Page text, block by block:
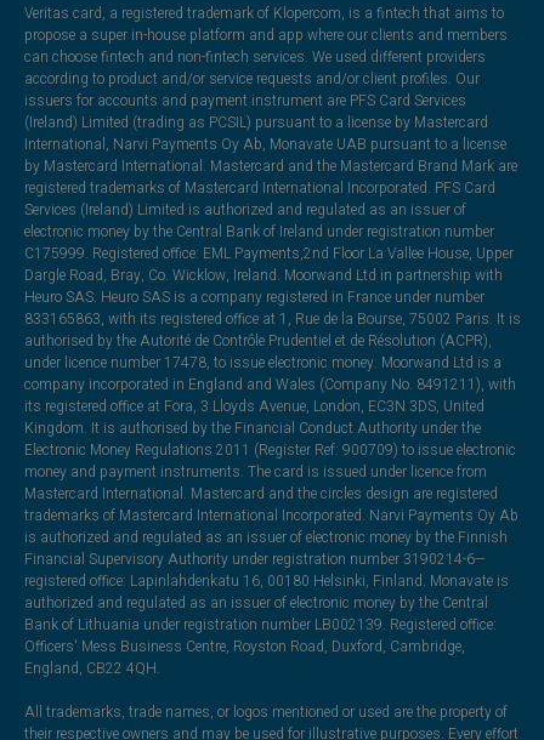
Veritas card, a registered trademark of Klopercom, is a fintech that aims to
propose a super in-house platform and app where our clients and members
can choose fintech and non-fintech services. We used different providers
according to product and/or service requests and/or client profiles. Our
issuers for accounts and payment instrument are PFS Card Services
(Ireland) Limited (trading as PCSIL) pursuant to a license by Mastercard
International, Narvi Payments Oy Ab, Monavate UAB pursuant to a license
by Mastercard International. Mastercard and the Mastercard Brand Mark are
registered trademarks of Mastercard International Incorporated. PFS Card
Services (Ireland) Limited is authorized and regulated as an issuer of
electronic money by the Central Bank of Ireland under registration number
C175999. Registered office: EML Payments,2nd Floor La Vallee House, Upper
Dargle Road, Bray, Co. Wicklow, Ireland. Moorwand Ltd in partnership with
Heuro SAS. Heuro SAS is a company registered in France under number
833165863, with its registered office at 1, Rue de la Bourse, 75002 Paris. It is
authorised by the Autorité de Contrôle Prudentiel et de Résolution (ACPR),
under licence number 17478, to issue electronic money. Moorwand Ltd is a
company incorporated in England and Wales (Company No. 8491211), with
its registered office at Fora, 3 Lloyds Avenue, London, EC3N 3DS, United
Kingdom. It is authorised by the Financial Conduct Authority under the
Electronic Money Regulations 2011 (Register Ref: 900709) to issue electronic
money and payment instruments. The card is issued under licence from
Mastercard International. Mastercard and the circles design are registered
trademarks of Mastercard International Incorporated. Narvi Payments Oy Ab
is authorized and regulated as an issuer of electronic money by the Finnish
Financial Supervisory Authority under registration number 3190214-6—
registered office: Lapinlahdenkatu 16, 00180 Helsinki, Finland. Monavate is
authorized and regulated as an issuer of electronic money by the Central
Bank of Lithuania under registration number LB002139. Registered office:
Officers' Mess Business Centre, Royston Road, Duxford, Cambridge,
England, CB22 4QH.
All trademarks, trade names, or logos mentioned or used are the property of
their respective owners and may be used for illustrative purposes. Every effort